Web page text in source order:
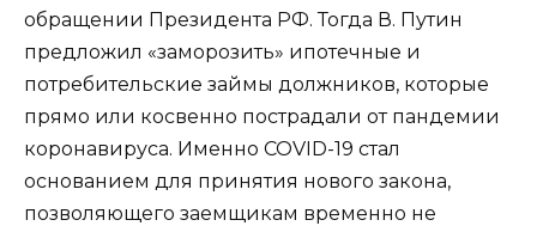
обращении Президента РФ. Тогда В. Путин
предложил «заморозить» ипотечные и
потребительские займы должников, которые
прямо или косвенно пострадали от пандемии
коронавируса. Именно COVID-19 стал
основанием для принятия нового закона,
позволяющего заемщикам временно не